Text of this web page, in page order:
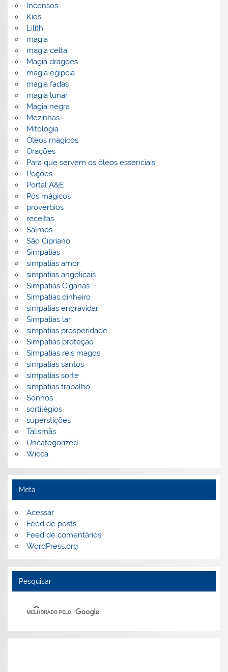
Incensos
Kids
Lilith
magia
magia celta
Magia dragoes
magia egipcia
magia fadas
magia lunar
Magia negra
Mezinhas
Mitologia
Óleos magicos
Orações
Para que servem os óleos essenciais
Poções
Portal A&E
Pós mágicos
proverbios
receitas
Salmos
São Cipriano
Simpatias
simpatias amor
simpatias angelicais
Simpatias Ciganas
Simpatias dinheiro
simpatias engravidar
Simpatias lar
simpatias prosperidade
Simpatias proteção
Simpatias reis magos
simpatias santos
simpatias sorte
simpatias trabalho
Sonhos
sortilégios
superstições
Talismãs
Uncategorized
Wicca
Meta
Acessar
Feed de posts
Feed de comentários
WordPress.org
Pesquisar